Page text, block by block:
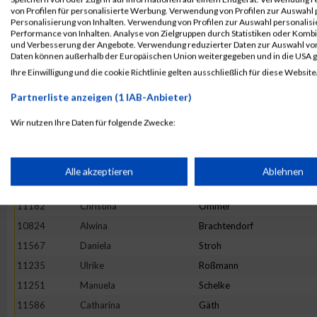
11419 Tamara Reinwald
11731
Simone Langen
11837
Verena Rensmeyer
11406
Stefanie Züls
10806
Sarah
Miriam
11644
Magdalena Wettberg
11182
Christina Ommer
10824
Alwina Brachtendorf
11567
Daniela Stroh
11235
Ulrike Roßmann
11251
Manuela Schelke
11586
Catharina Gäth
von Profilen für personalisierte Werbung. Verwendung von Profilen zur
Personalisierung von Inhalten. Verwendung von Profilen zur Auswahl
Performance von Inhalten. Analyse von Zielgruppen durch Statistiken oder
und Verbesserung der Angebote. Verwendung reduzierter Daten zur Auswahl
Daten können außerhalb der Europäischen Union weitergegeben und in die USA
Ihre Einwilligung und die cookie Richtlinie gelten ausschließlich für diese
Partnerliste anzeigen (1 IAB-Anbieter)
Wir nutzen Ihre Daten für folgende Zwecke:
Speichern von oder Zugriff auf Informationen auf einem
Verwendung reduzierter Daten zur Auswahl von Werbeanzeigen
Verwendung von Profilen zur Auswahl personalisierter Werbung
Alle akzeptieren Ablehnen